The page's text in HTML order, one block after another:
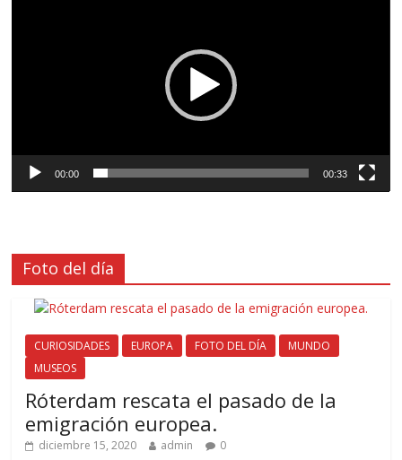
00:00 00:33
Foto del día
CURIOSIDADES EUROPA FOTO DEL DÍA
MUNDO
MUSEOS
Róterdam rescata el pasado de la
emigración europea.
diciembre 15, 2020 admin 0